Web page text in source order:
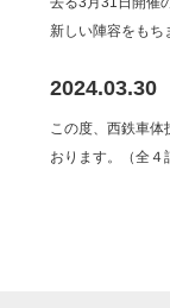
新しい陣容をも
2024.03.30
この度、西鉄車
おります。（全